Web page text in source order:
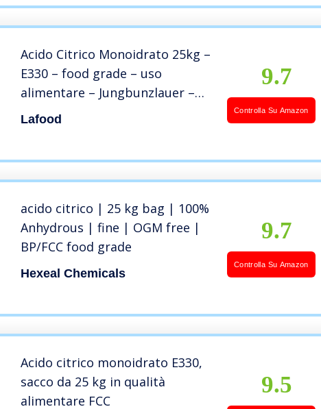
Acido Citrico Monoidrato 25kg –
E330 – food grade – uso
alimentare – Jungbunzlauer –
sacco – polvere
Lafood
9.7
Controlla Su Amazon
acido citrico | 25 kg bag | 100%
Anhydrous | fine | OGM free |
BP/FCC food grade
Hexeal Chemicals
9.7
Controlla Su Amazon
Acido citrico monoidrato E330,
sacco da 25 kg in qualità
alimentare FCC
9.5